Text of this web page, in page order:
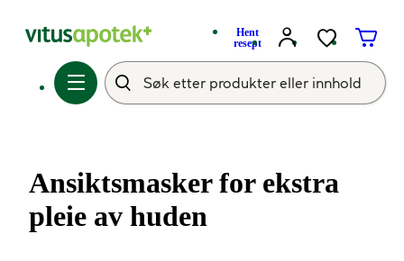
Hent
resept
Ansiktsmasker for ekstra
pleie av huden